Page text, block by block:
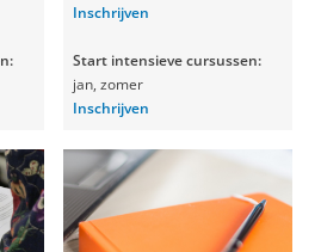
Inschrijven
Start intensieve cursussen:
jan, zomer
Inschrijven